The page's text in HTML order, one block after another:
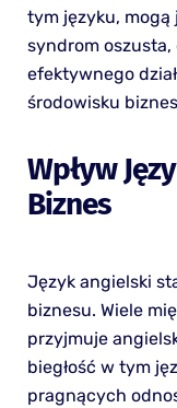
tym języku, mogą
syndrom oszusta,
efektywnego
środowisku
Wpływ
Biznes
Język angielski
biznesu. Wiele
przyjmuje
biegłość w tym
pragnących